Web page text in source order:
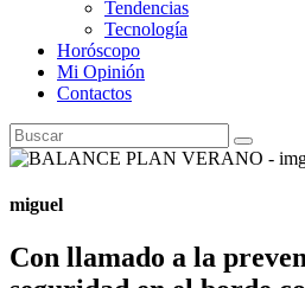
Tendencias
Tecnología
Horóscopo
Mi Opinión
Contactos
miguel
Con llamado a la